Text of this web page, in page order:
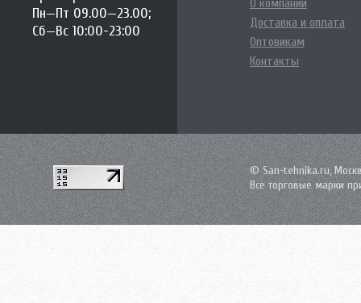
Пн—Пт 09.00—23.00;
Сб—Вс 10:00-23:00
О компании
Доставка и оплата
Оптовикам
Контакты
© San-tehnika.ru,
Все торговые марки